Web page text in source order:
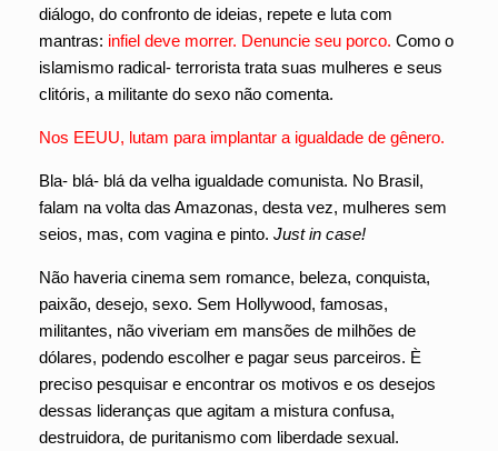
diálogo, do confronto de ideias, repete e luta com
mantras: infiel deve morrer. Denuncie seu porco. Como o
islamismo radical- terrorista trata suas mulheres e seus
clitóris, a militante do sexo não comenta.
Nos EEUU, lutam para implantar a igualdade de gênero.
Bla- blá- blá da velha igualdade comunista. No Brasil,
falam na volta das Amazonas, desta vez, mulheres sem
seios, mas, com vagina e pinto. Just in case!
Não haveria cinema sem romance, beleza, conquista,
paixão, desejo, sexo. Sem Hollywood, famosas,
militantes, não viveriam em mansões de milhões de
dólares, podendo escolher e pagar seus parceiros. È
preciso pesquisar e encontrar os motivos e os desejos
dessas lideranças que agitam a mistura confusa,
destruidora, de puritanismo com liberdade sexual.